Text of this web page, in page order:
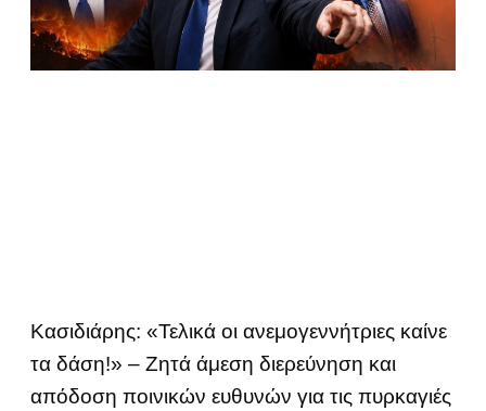
Κασιδιάρης: «Τελικά οι ανεμογεννήτριες καίνε
τα δάση!» – Ζητά άμεση διερεύνηση και
απόδοση ποινικών ευθυνών για τις πυρκαγιές